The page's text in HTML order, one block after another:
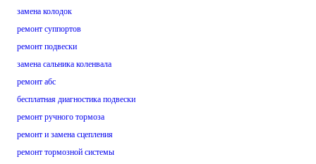
замена колодок
ремонт суппортов
ремонт подвески
замена сальника коленвала
ремонт абс
бесплатная диагностика подвески
ремонт ручного тормоза
ремонт и замена сцепления
ремонт тормозной системы